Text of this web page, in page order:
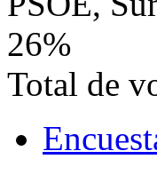
26%
Total de